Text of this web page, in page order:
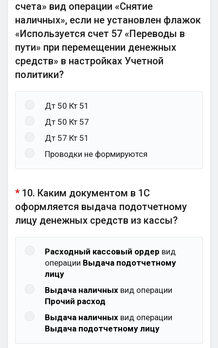
счета» вид операции «Снятие
наличных», если не установлен флажок
«Используется счет 57 «Переводы в
пути» при перемещении денежных
средств» в настройках Учетной
политики?
Дт 50 Кт 51
Дт 50 Кт 57
Дт 57 Кт 51
Проводки не формируются
* 10. Каким документом в 1С
оформляется выдача подотчетному
лицу денежных средств из кассы?
Расходный кассовый ордер вид
операции Выдача подотчетному
лицу
Выдача наличных вид операции
Прочий расход
Выдача наличных вид операции
Выдача подотчетному лицу